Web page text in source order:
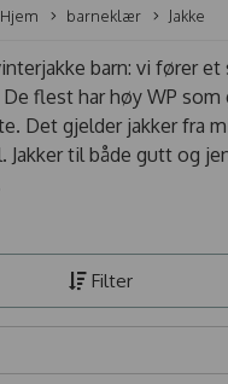
Hjem barneklær Jakke
barn: vi fører
flest har høy WP som
Det gjelder jakker fra
Jakker til både gutt og
Filter